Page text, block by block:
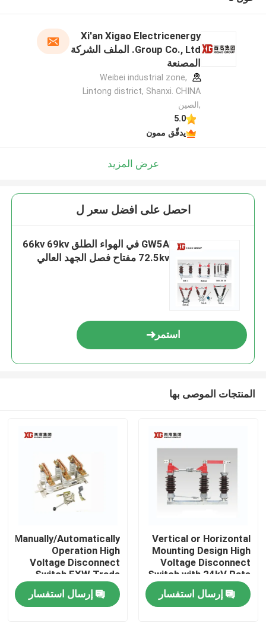
منزل، بيت
منتجات
Xi'an Xigao Electricenergy
Group Co., Ltd. الملف الشركة
المصنعة
Weibei industrial zone,
Lintong district, Shanxi. CHINA
,الصين
5.0
يدقّق ممون
عرض المزيد
احصل على افضل سعر ل
GW5A في الهواء الطلق 66kv 69kv
72.5kv مفتاح فصل الجهد العالي
استمر
المنتجات الموصى بها
Vertical or Horizontal
Mounting Design High
Voltage Disconnect
Switch with 24kV Rate
Voltage
إرسال استفسار
Manually/Automatically
Operation High
Voltage Disconnect
Switch EXW Trade
Terms Product
إرسال استفسار